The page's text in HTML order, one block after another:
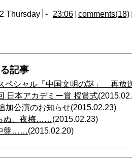
Thursday - 23:06 comments(18)
記事
ペシャル「中国文明の謎」 再放
日本アカデミー賞 授賞式
加公演のお知らせ(2015.02.23)
ぬ、夜梅……(2015.02.23)
盤……(2015.02.20)